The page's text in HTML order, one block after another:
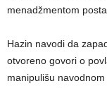
menadžmentom
Hazin navodi da
otvoreno govori o
manipulišu